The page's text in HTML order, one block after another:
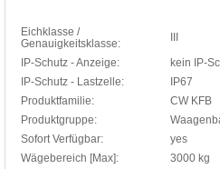
Eichklasse /
Genauigkeitsklasse:
III
IP-Schutz - Anzeige:
kein IP-
IP-Schutz - Lastzelle:
IP67
Produktfamilie:
CW KFB
Produktgruppe:
Sofort Verfügbar:
yes
Wägebereich [Max]:
3000 kg